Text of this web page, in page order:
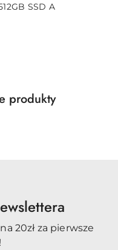
SSD A
produkty
20zł za pierwsze